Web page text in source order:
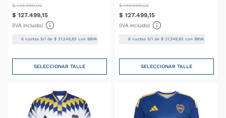
$ 149.999,00
$ 127.499,15
(IVA incluido)
6 cuotas S/I de$ 21.249,85 con BBVA
SELECCIONAR TALLE
$ 149.999,00
$ 127.499,15
(IVA incluido)
6cuotas S/I de $ 21.249,85con BBVA
SELECCIONAR TALLE